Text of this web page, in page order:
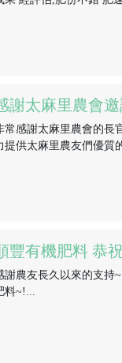
謝太麻里農會
常感謝太麻里農會的長
提供太麻里農友們優質
豐有機肥料 恭
謝農友長久以來的支持
料~!...